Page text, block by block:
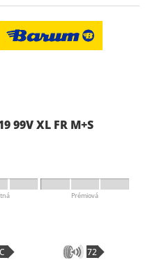
99V XL FR M+S
Prémiová
C 72